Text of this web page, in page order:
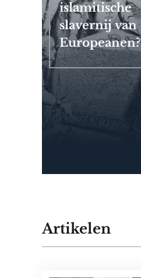
islamitische
slavernij van
Europeanen?
Artikelen